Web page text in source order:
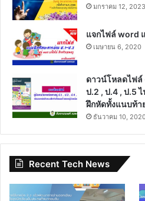
มกราคม 12, 2023
แจกไฟล์ word
เมษายน 6, 2020
ดาวน์โหลดไฟล์
ป.2 , ป.4 , ป.5
ฝึกหัดทั้งแนบท้า
ธันวาคม 10,
Recent Tech News